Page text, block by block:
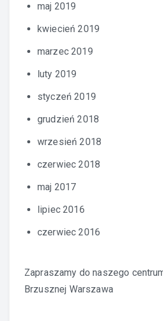
maj 2019
kwiecień 2019
marzec 2019
luty 2019
styczeń 2019
grudzień 2018
wrzesień 2018
czerwiec 2018
maj 2017
lipiec 2016
czerwiec 2016
Zapraszamy do naszego
Brzusznej Warszawa